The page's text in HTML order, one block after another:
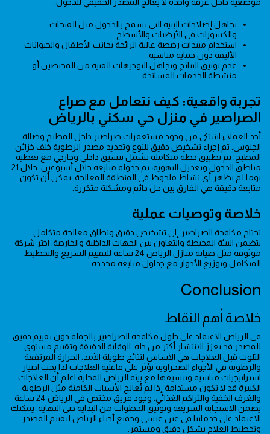
تجاهل إصلاحات البنية التي تسمح بالدخول مثل الفتحات
والكسورات في الأرضيات والأسطح.
استخدام مبيدات رخيصة عالية الرائحة بجانب الأطفال والحيوانات
الأليفة دون حماية مناسبة.
عدم توثيق النتائج وتجاهل التوجيهات الفنية من المختصين أو
منشطة الخدمات المساندة
تجربة واقعية: كيف نتعامل مع صراع
الصراصير في منزل حي سكني بالرياض
أحد العملاء اشتكى من وجود مستعمرات صراصير داخل المطبخ وصالة
الجلوس. تم إجراء تشخيص دقيق للنوع وتحديد مصدر الرطوبة خلف خزائن
المطبخ. تم تطبيق خطة متكاملة تشمل تنسيق داخلي وخارجي مع تغطية
مناطق الدخول وتعديل التهوية، ثم جدولة متابعة خلال أسبوعين. خلال 21
يوما لم يظهر أي نشاط ملحوظ في المنطقة المعالجة. يمكن أن تكون
متابعة دقيقة هي الفارق بين حل دائم ومشكلة متكررة.
خلاصة وتوصيات عملية
تحتاج مكافحة الصراصير إلى تشخيص دقيق ونطاق معالجة متكامل
يتضمن البيئة المحيطة والتعاون بين الجهات الداخلية والخارجية. اختر شركة
موثوقة مثل صيانة منازل الرياض 24 ساعة للتقييم السريع والتخطيط
المتكامل وتوزيع الأدوار مع جداول متابعة محددة.
Conclusion
خلاصة أهم النقاط
في الرياض الاعتماد على حلول مكافحة الصراصير بالجملة دون تقييم دقيق
للمصدر قد يعزز الانتشار أكثر من حله. الوقاية الدقيقة وتقييم مستوى
التلوث قبل العلاجات هي الأساس لنتائج طويلة الأمد. الحرارة المرتفعة
والرطوبة في الأجواء الصحراوية تؤثر على فاعلية العلاجات لذا يجب اختيار
استراتيجيات مناسبة وتنسيقها مع بيئة الرياض المحلية.اعلم أن العلاجات
الكبيرة قد لا تكون مستدامة إذا لم تُعالج الأسباب الكامنة مثل الرطوبة
والغرف الخفية والتراكم الغذائي. وجود فريق مختص في الرياض 24 ساعة
يضمن الاستجابة السريعة وتوثيق الخطوات من البداية حتى النهاية. يمكنك
الاعتماد على خدماتنا في عين عيسى وجميع أحياء الرياض لتقييم المصدر
وتخطيط العلاج بشكل دقيق ومستمر.